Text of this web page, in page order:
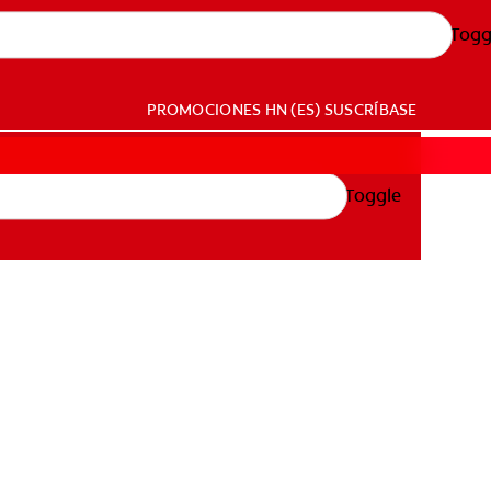
PROMOCIONES HN (ES) SUSCRÍBASE
Toggle